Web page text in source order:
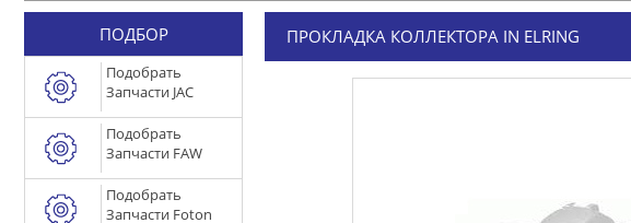
ПОДБОР
Подобрать
Запчасти JAC
Подобрать
Запчасти FAW
Подобрать
Запчасти Foton
ПРОКЛАДКА КОЛЛЕКТОРА IN ELRING